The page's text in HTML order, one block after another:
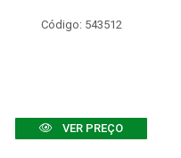
Código: 543512
VER PREÇO